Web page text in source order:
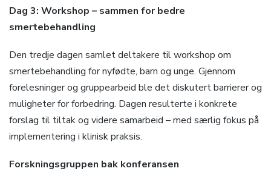
Dag 3: Workshop – sammen for bedre
smertebehandling
Den tredje dagen samlet deltakere til workshop om
smertebehandling for nyfødte, barn og unge. Gjennom
forelesninger og gruppearbeid ble det diskutert barrierer og
muligheter for forbedring. Dagen resulterte i konkrete
forslag til tiltak og videre samarbeid – med særlig fokus på
implementering i klinisk praksis.
Forskningsgruppen bak konferansen